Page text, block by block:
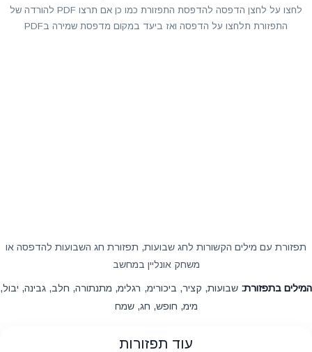
לחצו על לחצן הדפסה להדפסת התפזורת כמו כן אם תרצו PDF להורדה של
התפזורת תלחצו על הדפסה ואז ביעד במקום מדפסת שמירה בPDF
תפזורת עם מילים הקשורות לחג שבועות, תפזורת חג השבועות להדפסה או
משחק אונליין במחשב
המילים בתפזורת: שבועות, קציר, ביכורימ, רגלימ, מתנתורה, חלב, גבינה, יבול,
מימ, חופש, חג, שמח
עוד תפזורות